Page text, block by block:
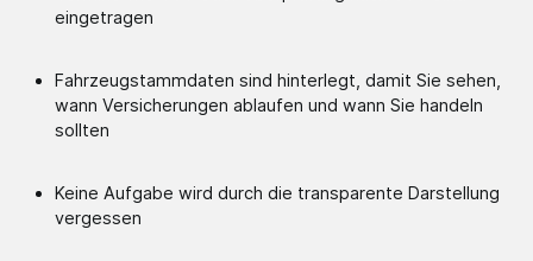
eingetragen
Fahrzeugstammdaten sind hinterlegt, damit Sie sehen,
wann Versicherungen ablaufen und wann Sie handeln
sollten
Keine Aufgabe wird durch die transparente Darstellung
vergessen